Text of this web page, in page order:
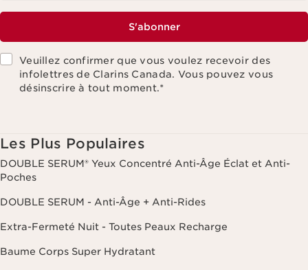
S'abonner
Veuillez confirmer que vous voulez recevoir des
infolettres de Clarins Canada. Vous pouvez vous
désinscrire à tout moment.*
Les Plus Populaires
DOUBLE SERUM® Yeux Concentré Anti-Âge Éclat et Anti-
Poches
DOUBLE SERUM - Anti-Âge + Anti-Rides
Extra-Fermeté Nuit - Toutes Peaux Recharge
Baume Corps Super Hydratant